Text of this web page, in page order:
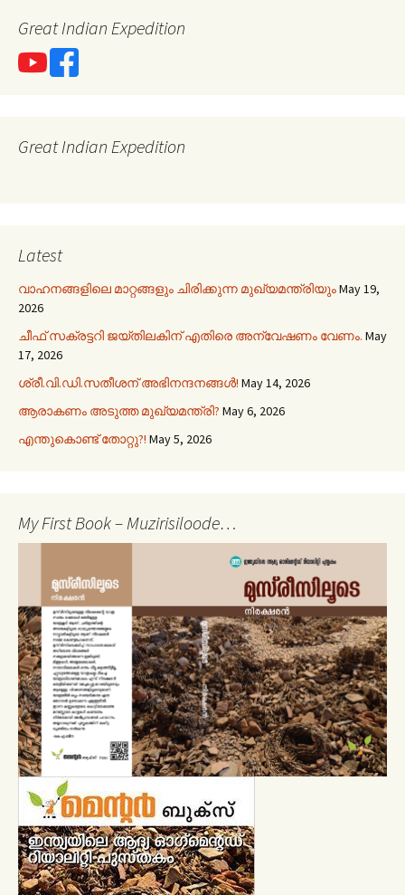
Great Indian Expedition
Great Indian Expedition
Latest
വാഹനങ്ങളിലെ മാറ്റങ്ങളും ചിരിക്കുന്ന മുഖ്യമന്ത്രിയുംMay 19,
2026
ചീഫ് സക്രട്ടറി ജയ്തിലകിന് എതിരെ അന്വേഷണം വേണം. May
17, 2026
ശ്രീ.വി.ഡി.സതീശന് അഭിനന്ദനങ്ങൾ! May 14, 2026
ആരാകണം അടുത്ത മുഖ്യമന്ത്രി? May 6, 2026
എന്തുകൊണ്ട് തോറ്റു?! May 5, 2026
My First Book – Muzirisiloode…